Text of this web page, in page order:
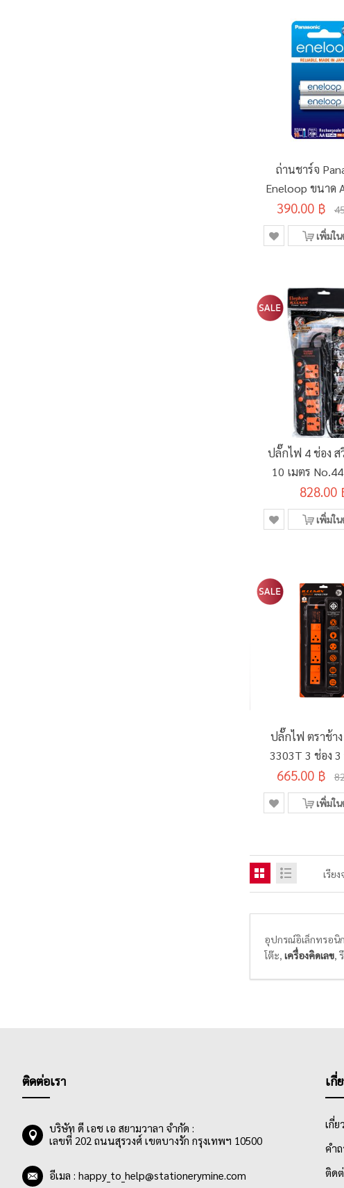
ถ่านชาร์จ
Eneloop ขนาด
2 ก้อน)
390.00 ฿
เพิ่มใ
ปลั๊กไฟ 4 ช่อง
10 เมตร
ช้าง
828.00
เพิ่มใ
ปลั๊กไฟ ตราช้า
3303T 3 ช่อง 3
เมตร
665.00 ฿
เพิ่มใ
เรียง
อุปกรณ์อิเล็กทรอนิ
โต๊ะ, เครื่องคิดเลข,
งานอุปกรณ์อิเล็กท
ติดต่อเรา
บริษัท ดี เอช เอ สยามวาลา จำกัด :
เลขที่ 202 ถนนสุรวงศ์ เขตบางรัก กรุงเทพฯ 10500
อีเมล : happy_to_help@stationerymine.com
เกี่
เกี่ย
คำ
ติด